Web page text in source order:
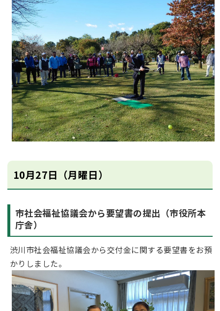
10月27日（月曜日）
市社会福祉協議会から要望書の提出（市役所本
庁舎）
渋川市社会福祉協議会から交付金に関する要望書をお預
かりしました。